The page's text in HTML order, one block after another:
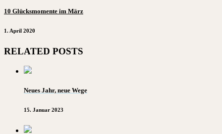
10 Glücksmomente im März
1. April 2020
RELATED POSTS
Neues Jahr, neue Wege
15. Januar 2023